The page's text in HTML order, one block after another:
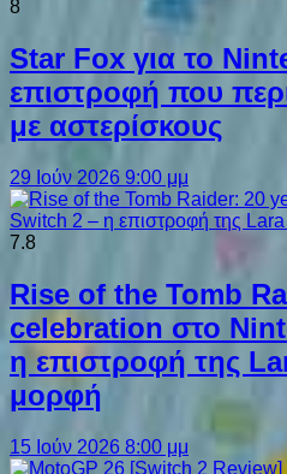
8
Star Fox για το
επιστροφή που
με αστερίσκους
29 Ιούν 2026 9:00 μμ
7.8
Rise of the Tomb
celebration στο
η επιστροφή της
μορφή
15 Ιούν 2026 8:00 μμ